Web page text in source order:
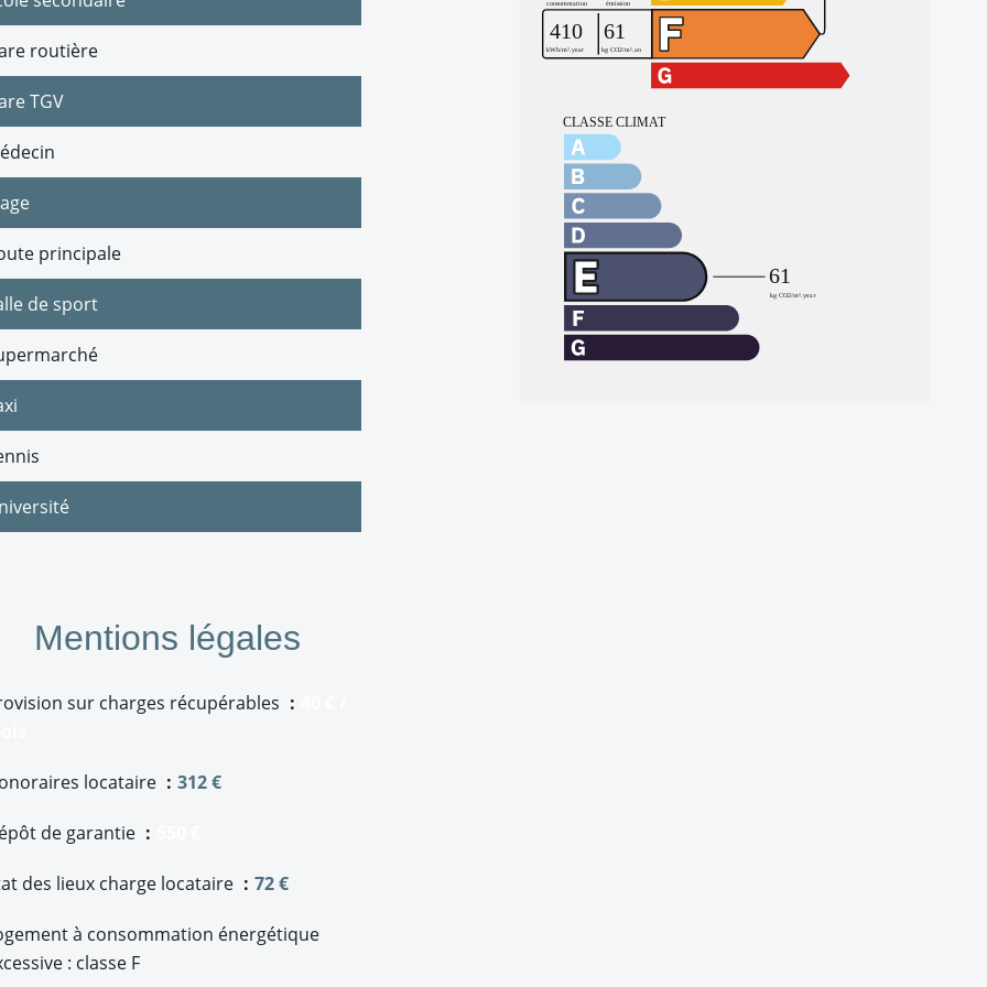
routière
TGV
principale
de sport
Mentions légales
sur charges récupérables
locataire 312 €
de garantie
des lieux charge locataire 72 €
à consommation énergétique
: classe F